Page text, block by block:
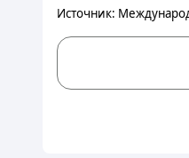
Источник: